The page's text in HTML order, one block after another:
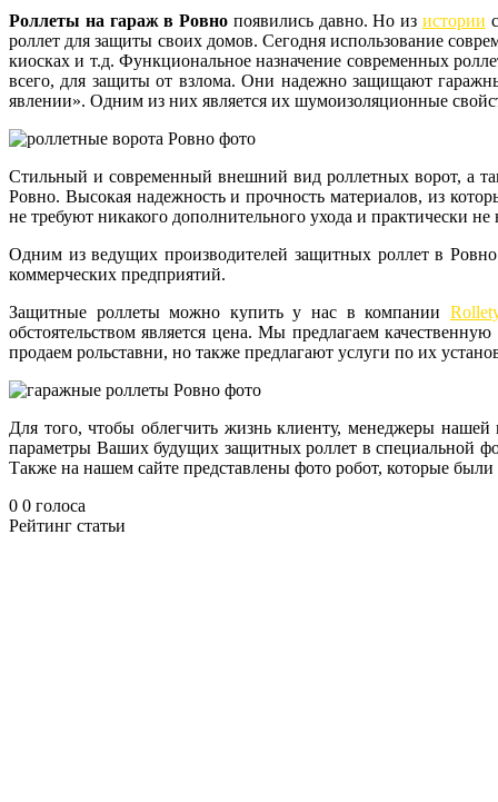
Роллеты на гараж в Ровно появились давно. Но из истории
роллет для защиты своих домов. Сегодня использование
киосках и т.д. Функциональное назначение современных
всего, для защиты от взлома. Они надежно защищают
явлении». Одним из них является их шумоизоляционные
Стильный и современный внешний вид роллетных ворот, а
Ровно. Высокая надежность и прочность материалов, из
не требуют никакого дополнительного ухода и практически
Одним из ведущих производителей защитных роллет в
коммерческих предприятий.
Защитные роллеты можно купить у нас в компании
обстоятельством является цена. Мы предлагаем
продаем рольставни, но также предлагают услуги по их
Для того, чтобы облегчить жизнь клиенту, менеджеры нашей
параметры Ваших будущих защитных роллет в специальной
Также на нашем сайте представлены фото робот, которые
0 0 голоса
Рейтинг статьи